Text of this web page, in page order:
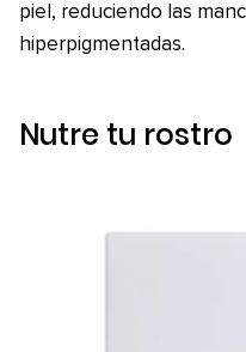
piel, reduciendo las
hiperpigmentadas.
Nutre tu rostro